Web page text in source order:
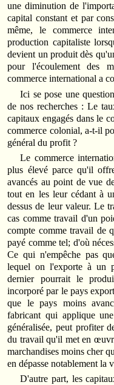
une diminution de
capital constant et par
même, le commerce
production capitaliste
devient un produit dès
pour l'écoulement des
commerce international a
Ici se pose une
de nos recherches : Le
capitaux engagés dans le
commerce colonial, a-t-il
général du profit ?
Le commerce
plus élevé parce qu'il
avancés au point de vue
tout en les leur cédant à
dessus de leur valeur. Le
cas comme travail d'un
compte comme travail de
payé comme tel; d'où
Ce qui n'empêche pas
lequel on l'exporte à un
dernier pourrait le
incorporé par le pays
que le pays moins
fabricant qui applique
généralisée, peut profiter
du travail qu'il met en
marchandises moins cher
en dépasse notablement la
D'autre part, les